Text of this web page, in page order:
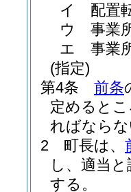
イ
配置
ウ
事業
エ
事業
(指定)
第4条
前条
定めると
ればなら
2
町長は、
し、適当
する。